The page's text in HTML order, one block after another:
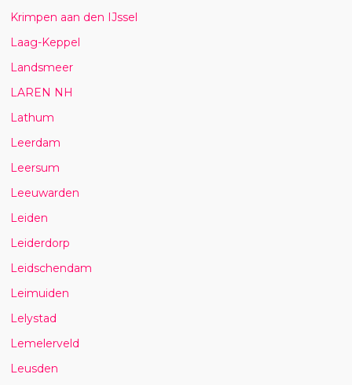
Krimpen aan den IJssel
Laag-Keppel
Landsmeer
LAREN NH
Lathum
Leerdam
Leersum
Leeuwarden
Leiden
Leiderdorp
Leidschendam
Leimuiden
Lelystad
Lemelerveld
Leusden